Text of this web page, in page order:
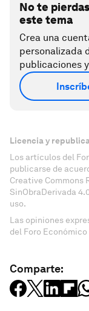
No te
este tema
Crea una
personalizada
publicaciones
Licencia y
Los artículos del
publicarse de
Creative Commons
SinObraDerivada
uso.
Las opiniones
del Foro
Comparte: